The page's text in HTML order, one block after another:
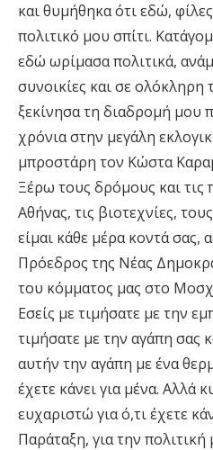
και θυμήθηκα ότι εδώ, φίλες
πολιτικό μου σπίτι.
εδώ ωρίμασα πολιτικά,
συνοικίες και σε
ξεκίνησα τη διαδρομή μου
χρόνια στην μεγάλη
μπροστάρη τον Κώστα
Ξέρω τους δρόμους και τις
Αθήνας, τις βιοτεχνίες,
είμαι κάθε μέρα κοντά σας,
Πρόεδρος της Νέας
του κόμματος μας στο
Εσείς με τιμήσατε με την
τιμήσατε με την αγάπη σας
αυτήν την αγάπη με ένα
έχετε κάνει για μένα. Αλλά
ευχαριστώ για ό,τι έχετε
Παράταξη, για την πολιτική